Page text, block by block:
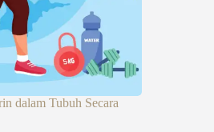
dalam Tubuh Secara